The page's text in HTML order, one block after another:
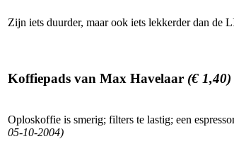
Zijn iets duurder, maar ook iets lekkerder dan de
Koffiepads van Max Havelaar (€ 1,40)
Oploskoffie is smerig; filters te lastig; een
05-10-2004)